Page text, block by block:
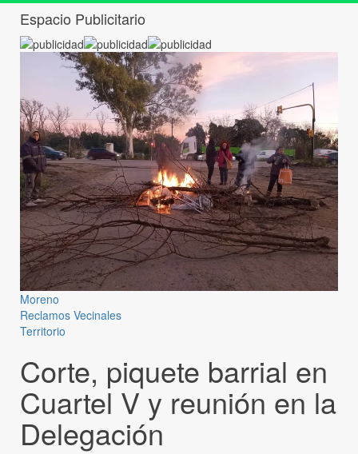
Espacio Publicitario
Moreno
Reclamos Vecinales
Territorio
Corte, piquete barrial en
Cuartel V y reunión en la
Delegación